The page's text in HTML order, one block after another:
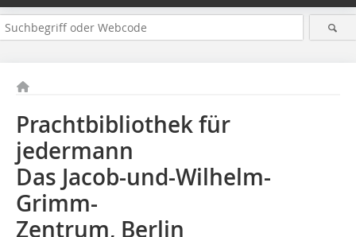
Prachtbibliothek für
jedermann
Das Jacob-und-Wilhelm-
Grimm-
Zentrum, Berlin